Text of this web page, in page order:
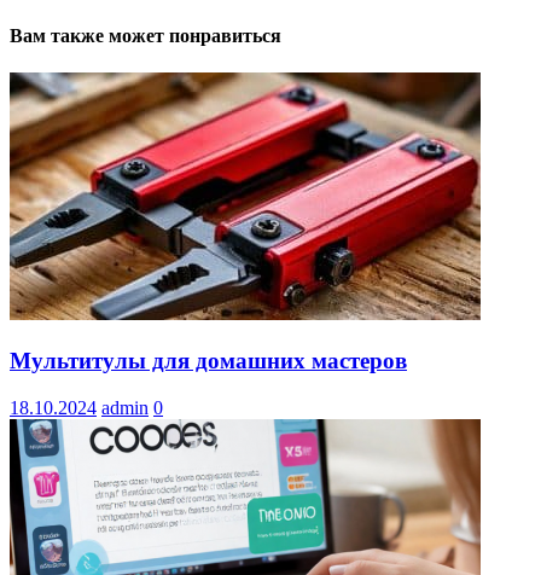
Вам также может понравиться
Мультитулы для домашних мастеров
18.10.2024 admin 0